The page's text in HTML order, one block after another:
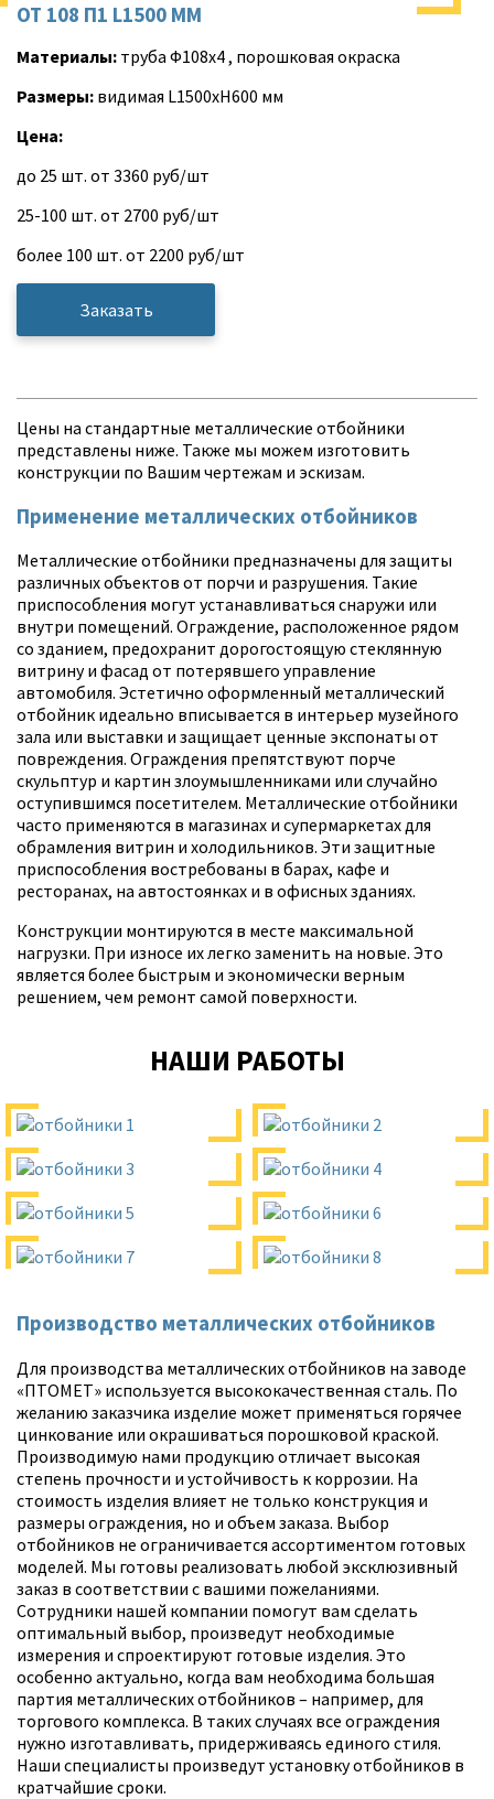
ОТ 108 П1 L1500 ММ
Материалы: труба Ф108х4 , порошковая окраска
Размеры: видимая L1500хH600 мм
Цена:
до 25 шт. от 3360 руб/шт
25-100 шт. от 2700 руб/шт
более 100 шт. от 2200 руб/шт
Заказать
Цены на стандартные металлические отбойники
представлены ниже. Также мы можем изготовить
конструкции по Вашим чертежам и эскизам.
Применение металлических отбойников
Металлические отбойники предназначены для защиты
различных объектов от порчи и разрушения. Такие
приспособления могут устанавливаться снаружи или
внутри помещений. Ограждение, расположенное рядом
со зданием, предохранит дорогостоящую стеклянную
витрину и фасад от потерявшего управление
автомобиля. Эстетично оформленный металлический
отбойник идеально вписывается в интерьер музейного
зала или выставки и защищает ценные экспонаты от
повреждения. Ограждения препятствуют порче
скульптур и картин злоумышленниками или случайно
оступившимся посетителем. Металлические отбойники
часто применяются в магазинах и супермаркетах для
обрамления витрин и холодильников. Эти защитные
приспособления востребованы в барах, кафе и
ресторанах, на автостоянках и в офисных зданиях.
Конструкции монтируются в месте максимальной
нагрузки. При износе их легко заменить на новые. Это
является более быстрым и экономически верным
решением, чем ремонт самой поверхности.
НАШИ РАБОТЫ
Производство металлических отбойников
Для производства металлических отбойников на заводе
«ПТОМЕТ» используется высококачественная сталь. По
желанию заказчика изделие может применяться горячее
цинкование или окрашиваться порошковой краской.
Производимую нами продукцию отличает высокая
степень прочности и устойчивость к коррозии. На
стоимость изделия влияет не только конструкция и
размеры ограждения, но и объем заказа. Выбор
отбойников не ограничивается ассортиментом готовых
моделей. Мы готовы реализовать любой эксклюзивный
заказ в соответствии с вашими пожеланиями.
Сотрудники нашей компании помогут вам сделать
оптимальный выбор, произведут необходимые
измерения и спроектируют готовые изделия. Это
особенно актуально, когда вам необходима большая
партия металлических отбойников – например, для
торгового комплекса. В таких случаях все ограждения
нужно изготавливать, придерживаясь единого стиля.
Наши специалисты произведут установку отбойников в
кратчайшие сроки.